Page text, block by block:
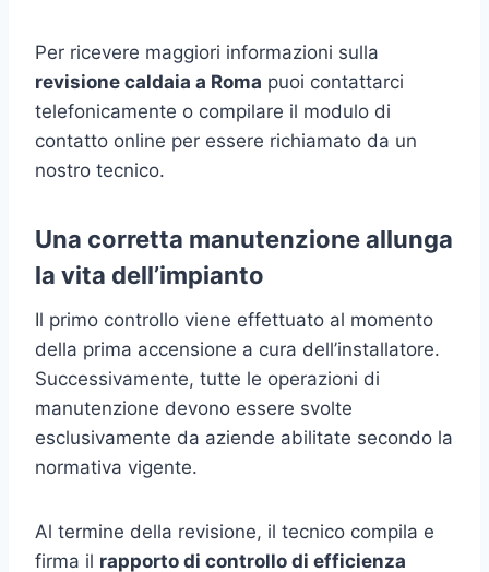
Per ricevere maggiori informazioni sulla
revisione caldaia a Roma puoi contattarci
telefonicamente o compilare il modulo di
contatto online per essere richiamato da un
nostro tecnico.
Una corretta manutenzione allunga
la vita dell’impianto
Il primo controllo viene effettuato al momento
della prima accensione a cura dell’installatore.
Successivamente, tutte le operazioni di
manutenzione devono essere svolte
esclusivamente da aziende abilitate secondo la
normativa vigente.
Al termine della revisione, il tecnico compila e
firma il rapporto di controllo di efficienza